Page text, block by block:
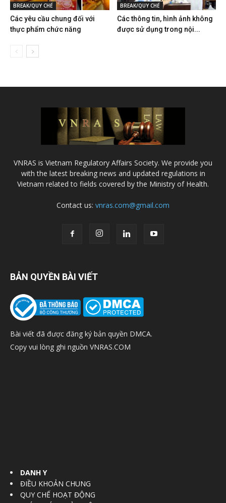
BREAK/QUY CHẾ
Các yêu cầu chung đối với
thực phẩm chức năng
BREAK/QUY CHẾ
Các thông tin, hình ảnh không
được sử dụng trong nội...
VNRAS is Vietnam Regulatory Affairs Society. We provide you
with the latest breaking news and updated regulations in
Vietnam related to fields covered by the Ministry of Health.
Contact us: vnras.com@gmail.com
BẢN QUYỀN BÀI VIẾT
Bài viết đã được đăng ký bản quyền DMCA.
Copy vui lòng ghi nguồn VNRAS.COM
DANH Y
ĐIỀU KHOẢN CHUNG
QUY CHẾ HOẠT ĐỘNG